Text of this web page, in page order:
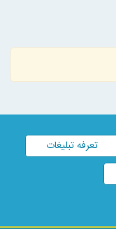
تعرفه تبلیغات